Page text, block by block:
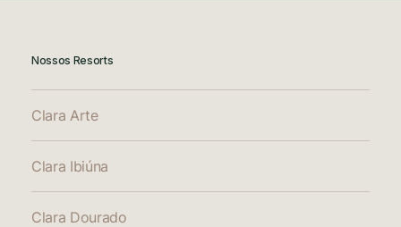
Nossos Resorts
Clara Arte
Clara Ibiúna
Clara Dourado